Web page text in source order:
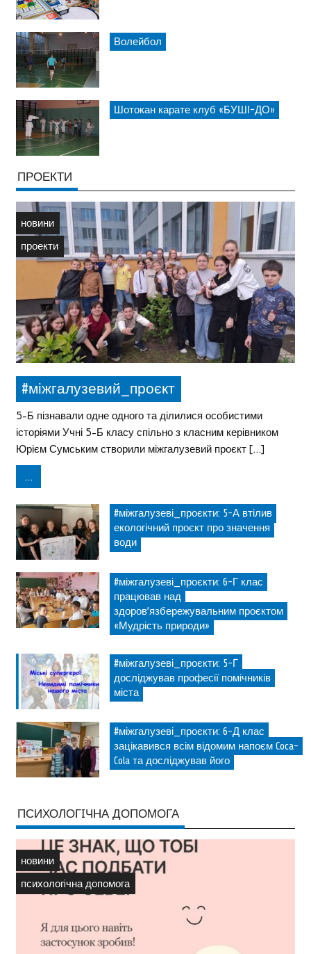
Волейбол
Шотокан карате клуб «БУШІ-ДО»
ПРОЕКТИ
новини
проекти
#міжгалузевий_проєкт
5-Б пізнавали одне одного та ділилися особистими
історіями Учні 5-Б класу спільно з класним керівником
Юрієм Сумським створили міжгалузевий проєкт […]
...
#міжгалузеві_проєкти: 5-А втілив
екологічний проєкт про значення
води
#міжгалузеві_проєкти: 6-Г клас
працював над
здоров’язбережувальним проєктом
«Мудрість природи»
#міжгалузеві_проєкти: 5-Г
досліджував професії помічників
міста
#міжгалузеві_проєкти: 6-Д клас
зацікавився всім відомим напоєм Coca-
Cola та досліджував його
ПСИХОЛОГIЧНА ДОПОМОГА
новини
психологiчна допомога